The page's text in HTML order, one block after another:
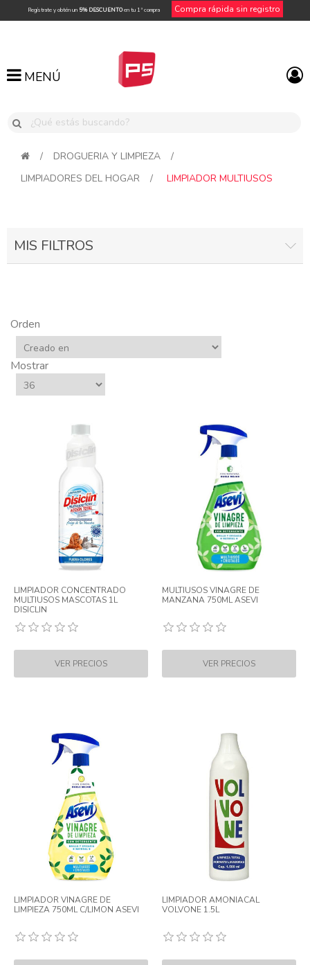
Regístrate y obtén un 5% DESCUENTOen tu 1ª compra Compra rápida sin registro
MENÚ
MENÚ
/ DROGUERIA Y LIMPIEZA
/
LIMPIADORES DEL HOGAR
/ LIMPIADOR MULTIUSOS
MIS FILTROS
Orden
Mostrar
LIMPIADOR CONCENTRADO
MULTIUSOS MASCOTAS 1L
DISICLIN
MULTIUSOS VINAGRE DE
MANZANA 750ML ASEVI
LIMPIADOR VINAGRE DE
LIMPIEZA 750ML C/LIMON ASEVI
LIMPIADOR AMONIACAL
VOLVONE 1.5L